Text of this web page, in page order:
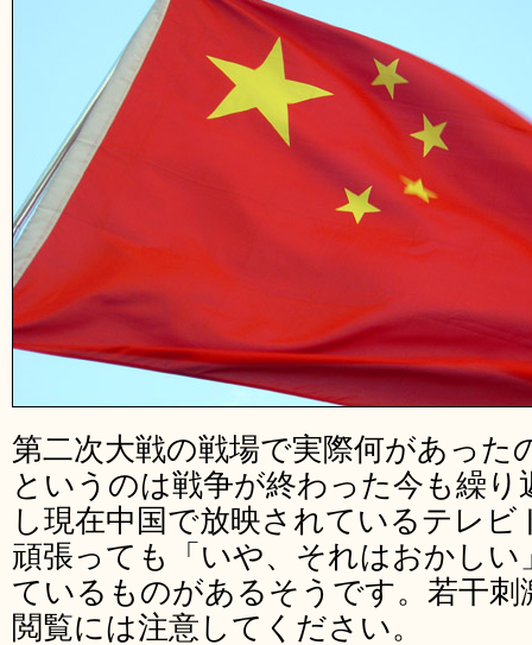
第二次大戦の戦場で実際何があった
というのは戦争が終わった今も繰
し現在中国で放映されているテレ
頑張っても「いや、それはおかし
ているものがあるそうです。若干
閲覧には注意してください。